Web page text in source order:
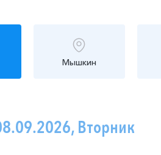
Мышкин
Вторник